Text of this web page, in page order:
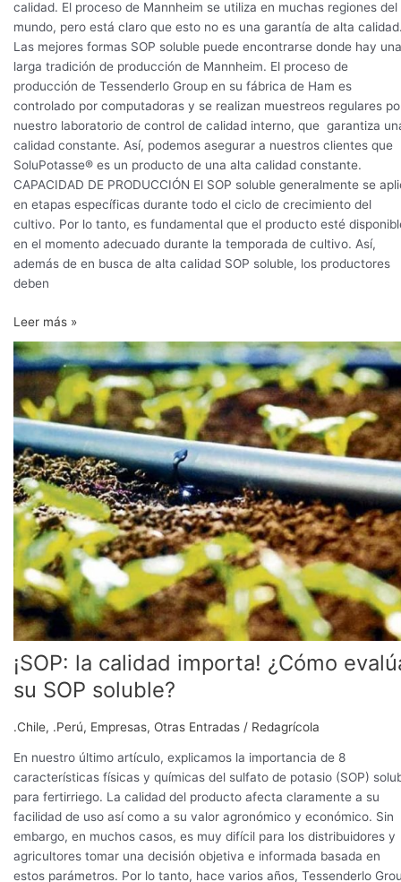
calidad. El proceso de Mannheim se utiliza en muchas regiones del
mundo, pero está claro que esto no es una garantía de alta
Las mejores formas SOP soluble puede encontrarse donde hay una
larga tradición de producción de Mannheim. El proceso de
producción de Tessenderlo Group en su fábrica de Ham es
controlado por computadoras y se realizan muestreos regulares
nuestro laboratorio de control de calidad interno, que garantiza
calidad constante. Así, podemos asegurar a nuestros clientes que
SoluPotasse® es un producto de una alta calidad constante.
CAPACIDAD DE PRODUCCIÓN El SOP soluble generalmente se
en etapas específicas durante todo el ciclo de crecimiento del
cultivo. Por lo tanto, es fundamental que el producto esté
en el momento adecuado durante la temporada de cultivo. Así,
además de en busca de alta calidad SOP soluble, los productores
deben
Leer más »
¡SOP: la calidad importa! ¿Cómo
su SOP soluble?
.Chile, .Perú, Empresas, Otras Entradas / Redagrícola
En nuestro último artículo, explicamos la importancia de 8
características físicas y químicas del sulfato de potasio (SOP)
para fertirriego. La calidad del producto afecta claramente a su
facilidad de uso así como a su valor agronómico y económico. Sin
embargo, en muchos casos, es muy difícil para los distribuidores y
agricultores tomar una decisión objetiva e informada basada en
estos parámetros. Por lo tanto, hace varios años, Tessenderlo
¡SOP:
la
calidad
importa!
¿Cómo
evalúa
su
SOP
soluble?